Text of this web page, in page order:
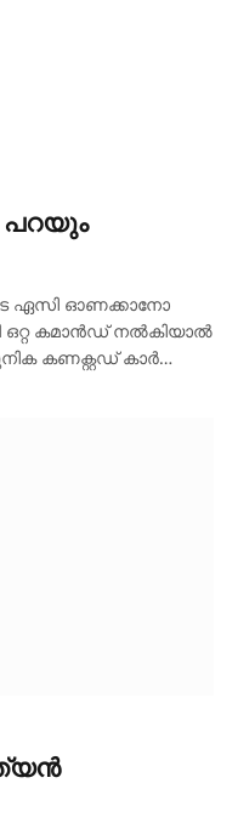
പറയും
ഏസി ഓണക്കാനോ
കമാൻഡ് നൽകിയാൽ
കണക്റ്റഡ് കാര്‍…